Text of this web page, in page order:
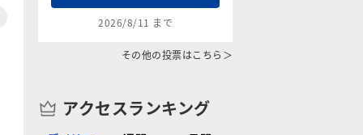
2026/8/11 まで
その他の投票はこちら＞
アクセスランキング